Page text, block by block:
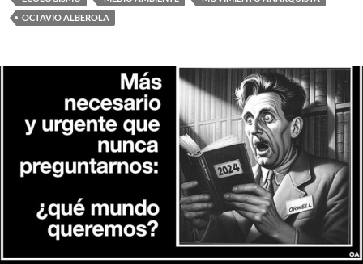
OCTAVIO ALBEROLA